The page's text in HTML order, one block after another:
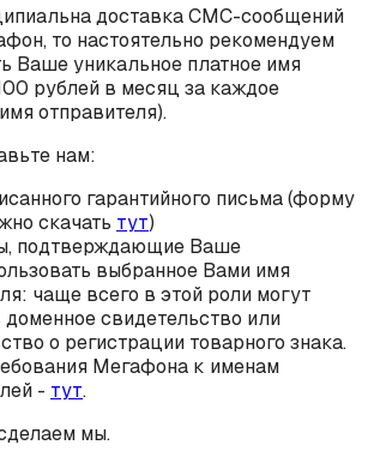
доставка СМС-сообщений
то настоятельно рекомендуем
Ваше уникальное платное имя
рублей в месяц за каждое
отправителя).
нам:
гарантийного письма (форму
скачать тут)
подтверждающие Ваше
выбранное Вами имя
чаще всего в этой роли могут
доменное свидетельство или
о регистрации товарного знака.
Мегафона к именам
- тут.
мы.